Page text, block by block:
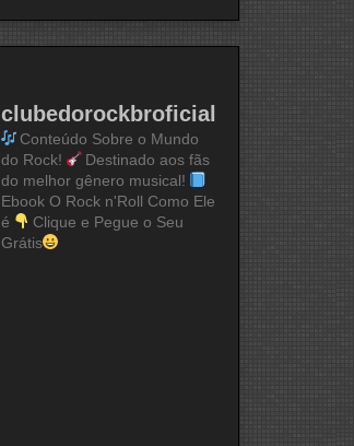
clubedorockbroficial
Conteúdo Sobre o Mundo
do Rock!
Destinado aos fãs
do melhor gênero musical!
Ebook O Rock n'Roll Como Ele
é
Clique e Pegue o Seu
Grátis